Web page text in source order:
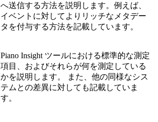
へ送信する方法を説明します。例えば、
イベントに対してよりリッチなメタデー
タを付与する方法を記載しています。
Piano Insight ツールにおける標準的な測定
項目、およびそれらが何を測定している
かを説明します。 また、他の同様なシス
テムとの差異に対しても記載していま
す。